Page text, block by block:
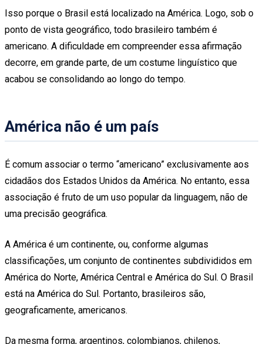
Isso porque o Brasil está localizado na América. Logo, sob o
ponto de vista geográfico, todo brasileiro também é
americano. A dificuldade em compreender essa afirmação
decorre, em grande parte, de um costume linguístico que
acabou se consolidando ao longo do tempo.
América não é um país
É comum associar o termo “americano” exclusivamente aos
cidadãos dos Estados Unidos da América. No entanto, essa
associação é fruto de um uso popular da linguagem, não de
uma precisão geográfica.
A América é um continente, ou, conforme algumas
classificações, um conjunto de continentes subdivididos em
América do Norte, América Central e América do Sul. O Brasil
está na América do Sul. Portanto, brasileiros são,
geograficamente, americanos.
Da mesma forma, argentinos, colombianos, chilenos,